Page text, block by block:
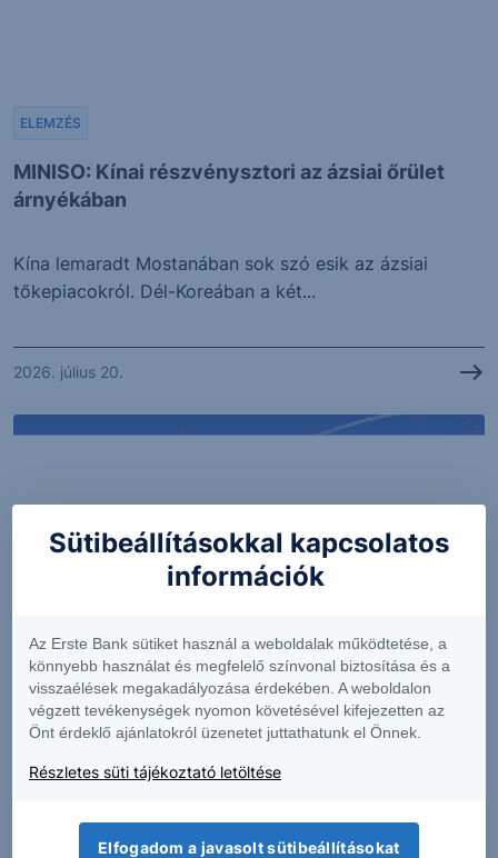
MINISO: Kínai részvénysztori az ázsiai őrület
árnyékában
ELEMZÉS
Kína lemaradt Mostanában sok szó esik az ázsiai
tőkepiacokról. Dél-Koreában a két...
2026. július 20.
Rég nem látott mértékű profitbővülést hozhat az
európai jelentési szezon
ELEMZÉS
Sütibeállításokkal kapcsolatos
információk
Az Erste Bank sütiket használ a weboldalak működtetése, a
könnyebb használat és megfelelő színvonal biztosítása és a
visszaélések megakadályozása érdekében. A weboldalon
végzett tevékenységek nyomon követésével kifejezetten az
Önt érdeklő ajánlatokról üzenetet juttathatunk el Önnek.
Részletes süti tájékoztató letöltése
Elfogadom a javasolt sütibeállításokat